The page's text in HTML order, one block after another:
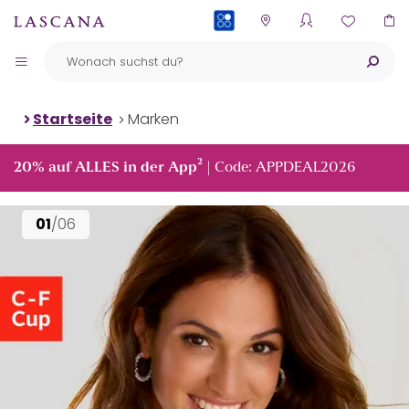
Startseite Marken
20% auf ALLES in der App² | Code: APPDEAL2026
01/06